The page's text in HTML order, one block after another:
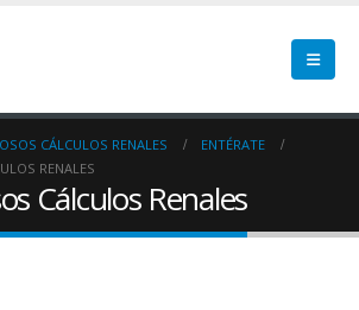
CÁLCULOS RENALES
ENTÉRATE
RENALES
Cálculos Renales
del
recibir tu
La deshidratación puede
oncológicos
El Acompañamiento es
en los sobrevivientes
July 10, 2026